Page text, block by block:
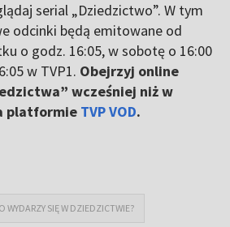
serial „Dziedzictwo”. W tym
odcinki będą emitowane od
o godz. 16:05, w sobotę o 16:00
w TVP1. Obejrzyj online
wcześniej niż w
platformie TVP VOD.
WYDARZY SIĘ W DZIEDZICTWIE?